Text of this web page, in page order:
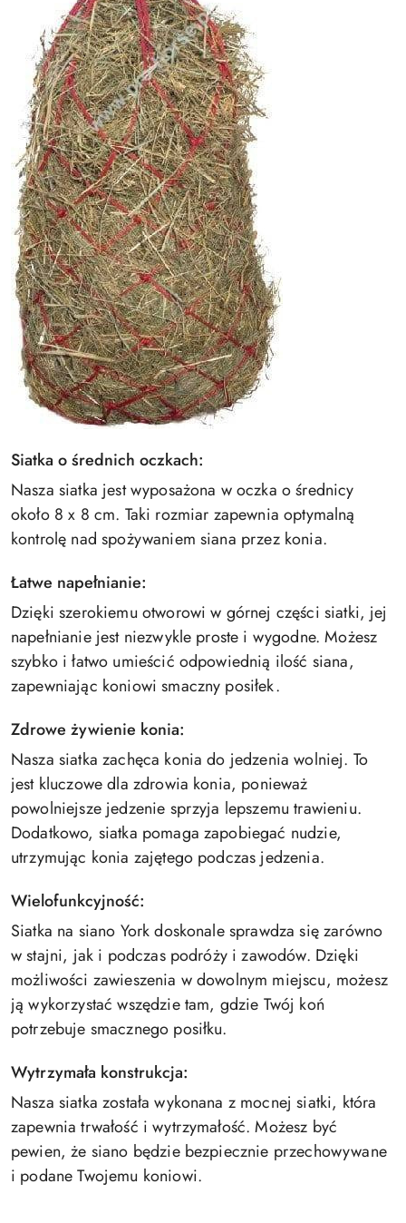
Siatka o średnich oczkach:
Nasza siatka jest wyposażona w oczka o średnicy
około 8 x 8 cm. Taki rozmiar zapewnia optymalną
kontrolę nad spożywaniem siana przez konia.
Łatwe napełnianie:
Dzięki szerokiemu otworowi w górnej części siatki, jej
napełnianie jest niezwykle proste i wygodne. Możesz
szybko i łatwo umieścić odpowiednią ilość siana,
zapewniając koniowi smaczny posiłek.
Zdrowe żywienie konia:
Nasza siatka zachęca konia do jedzenia wolniej. To
jest kluczowe dla zdrowia konia, ponieważ
powolniejsze jedzenie sprzyja lepszemu trawieniu.
Dodatkowo, siatka pomaga zapobiegać nudzie,
utrzymując konia zajętego podczas jedzenia.
Wielofunkcyjność:
Siatka na siano York doskonale sprawdza się zarówno
w stajni, jak i podczas podróży i zawodów. Dzięki
możliwości zawieszenia w dowolnym miejscu, możesz
ją wykorzystać wszędzie tam, gdzie Twój koń
potrzebuje smacznego posiłku.
Wytrzymała konstrukcja:
Nasza siatka została wykonana z mocnej siatki, która
zapewnia trwałość i wytrzymałość. Możesz być
pewien, że siano będzie bezpiecznie przechowywane
i podane Twojemu koniowi.